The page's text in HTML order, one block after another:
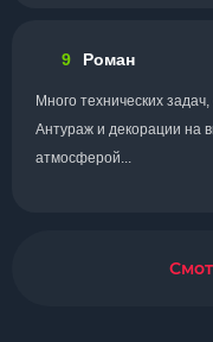
9 Роман
Много технических
Антураж и декорации на
атмосферой...